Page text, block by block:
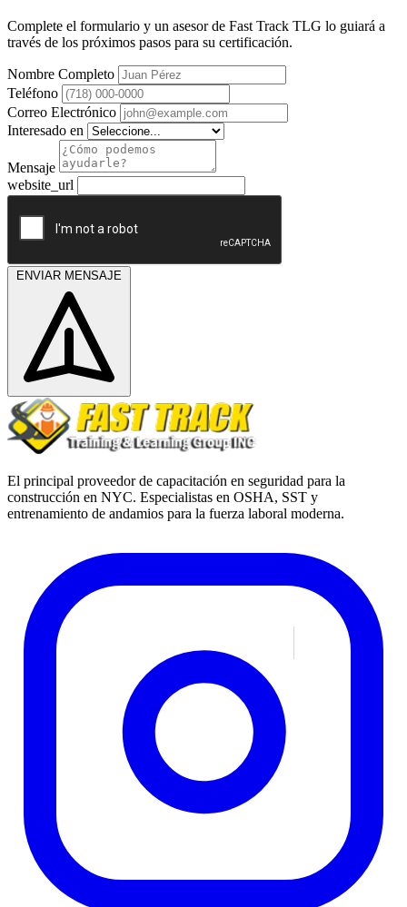
Complete el formulario y un asesor de Fast Track TLG lo guiará a
través de los próximos pasos para su certificación.
Nombre Completo
Teléfono
Correo Electrónico
Interesado en
Mensaje
website_url
ENVIAR MENSAJE
El principal proveedor de capacitación en seguridad para la
construcción en NYC. Especialistas en OSHA, SST y
entrenamiento de andamios para la fuerza laboral moderna.